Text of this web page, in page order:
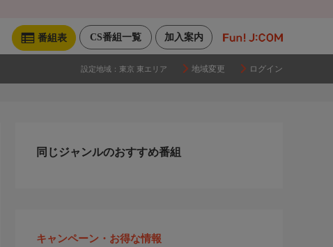
加入案内
CS番組一覧
番組表
設定地域： 東京 東エリア 地域変更 ログイン
同じジャンルのおすすめ番組
キャンペーン・お得な情報